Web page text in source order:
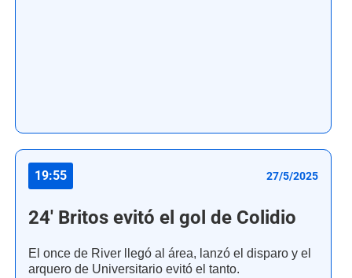
19:55 27/5/2025
24' Britos evitó el gol de Colidio
El once de River llegó al área, lanzó el disparo y el
arquero de Universitario evitó el tanto.